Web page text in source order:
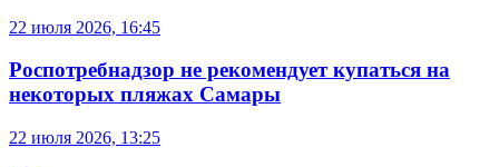
22 июля 2026, 16:45
Роспотребнадзор не рекомендует купаться на
некоторых пляжах Самары
22 июля 2026, 13:25